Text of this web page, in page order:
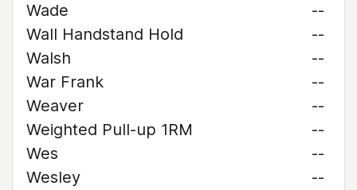
Wade
--
Wall Handstand Hold
--
Walsh
--
War Frank
--
Weaver
--
Weighted Pull-up 1RM
--
Wes
--
Wesley
--